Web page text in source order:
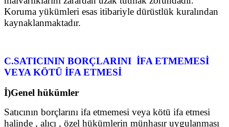
Koruma yükümleri esas itibariyle dürüstlük kuralından
kaynaklanmaktadır.
C.SATICININ BORÇLARINI İFA ETMEMESİ
VEYA KÖTÜ İFA ETMESİ
İ)Genel hükümler
Satıcının borçlarını ifa etmemesi veya kötü ifa etmesi
halinde , alıcı , özel hükümlerin münhasır uygulanması